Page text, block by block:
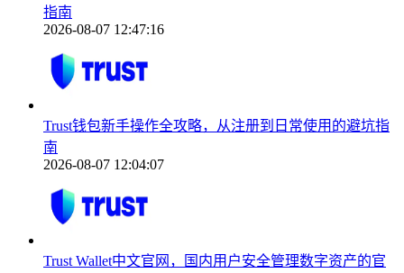
指南
2026-08-07 12:47:16
Trust钱包新手操作全攻略，从注册到日常使用的避坑指
南
2026-08-07 12:04:07
Trust Wallet中文官网，国内用户安全管理数字资产的官